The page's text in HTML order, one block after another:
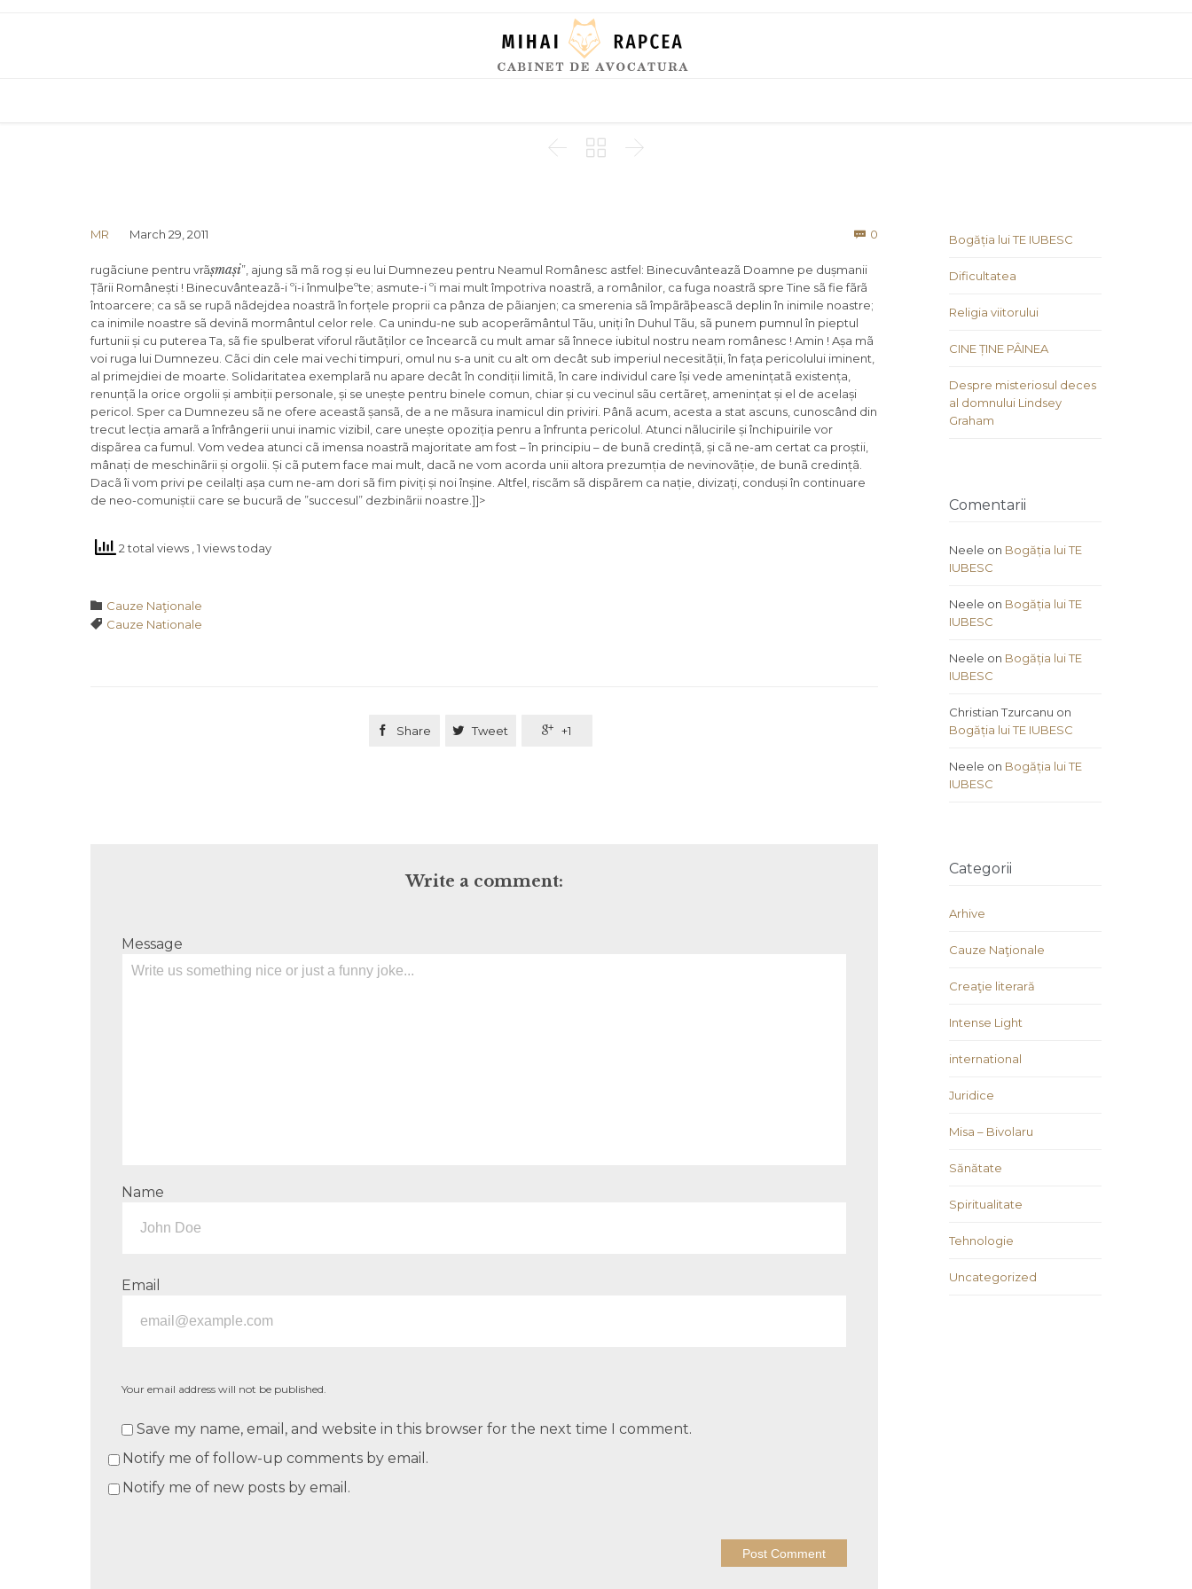
  
MR March 29, 2011  0
rugãciune pentru vrãșmași”, ajung sã mã rog și eu lui Dumnezeu pentru Neamul Românesc astfel: Binecuvânteazã Doamne pe dușmanii
Țãrii Românești ! Binecuvânteazã-i ºi-i înmulþeºte; asmute-i ºi mai mult împotriva noastrã, a românilor, ca fuga noastrã spre Tine sã fie fãrã
întoarcere; ca sã se rupã nãdejdea noastrã în forțele proprii ca pânza de pãianjen; ca smerenia sã împãrãþeascã deplin în inimile noastre;
ca inimile noastre sã devinã mormântul celor rele. Ca unindu-ne sub acoperãmântul Tãu, uniți în Duhul Tãu, sã punem pumnul în pieptul
furtunii și cu puterea Ta, sã fie spulberat viforul rãutãților ce încearcã cu mult amar sã înnece iubitul nostru neam românesc ! Amin ! Așa mã
voi ruga lui Dumnezeu. Cãci din cele mai vechi timpuri, omul nu s-a unit cu alt om decât sub imperiul necesitãții, în fața pericolului iminent,
al primejdiei de moarte. Solidaritatea exemplarã nu apare decât în condiții limitã, în care individul care își vede amenințatã existența,
renunțã la orice orgolii și ambiții personale, și se unește pentru binele comun, chiar și cu vecinul sãu certãreț, amenințat și el de același
pericol. Sper ca Dumnezeu sã ne ofere aceastã șansã, de a ne mãsura inamicul din priviri. Pânã acum, acesta a stat ascuns, cunoscând din
trecut lecția amarã a înfrângerii unui inamic vizibil, care unește opoziția penru a înfrunta pericolul. Atunci nãlucirile și închipuirile vor
dispãrea ca fumul. Vom vedea atunci cã imensa noastrã majoritate am fost – în principiu – de bunã credințã, și cã ne-am certat ca proștii,
mânați de meschinãrii și orgolii. Și cã putem face mai mult, dacã ne vom acorda unii altora prezumția de nevinovãție, de bunã credințã.
Dacã îi vom privi pe ceilalți așa cum ne-am dori sã fim piviți și noi înșine. Altfel, riscãm sã dispãrem ca nație, divizați, conduși în continuare
de neo-comuniștii care se bucurã de ”succesul” dezbinãrii noastre.]]>
2 total views , 1 views today
 Category
Cauze Naţionale
 Tags
Cauze Nationale
 Share  Tweet  +1
Write a comment:
Message
Name
Email
Your email address will not be published.
Save my name, email, and website in this browser for the next time I comment.
Notify me of follow-up comments by email.
Notify me of new posts by email.
Bogăția lui TE IUBESC
Dificultatea
Religia viitorului
CINE ȚINE PÂINEA
Despre misteriosul deces
al domnului Lindsey
Graham
Comentarii
Neele on Bogăția lui TE
IUBESC
Neele on Bogăția lui TE
IUBESC
Neele on Bogăția lui TE
IUBESC
Christian Tzurcanu on
Bogăția lui TE IUBESC
Neele on Bogăția lui TE
IUBESC
Categorii
Arhive
Cauze Naţionale
Creaţie literară
Intense Light
international
Juridice
Misa – Bivolaru
Sănătate
Spiritualitate
Tehnologie
Uncategorized